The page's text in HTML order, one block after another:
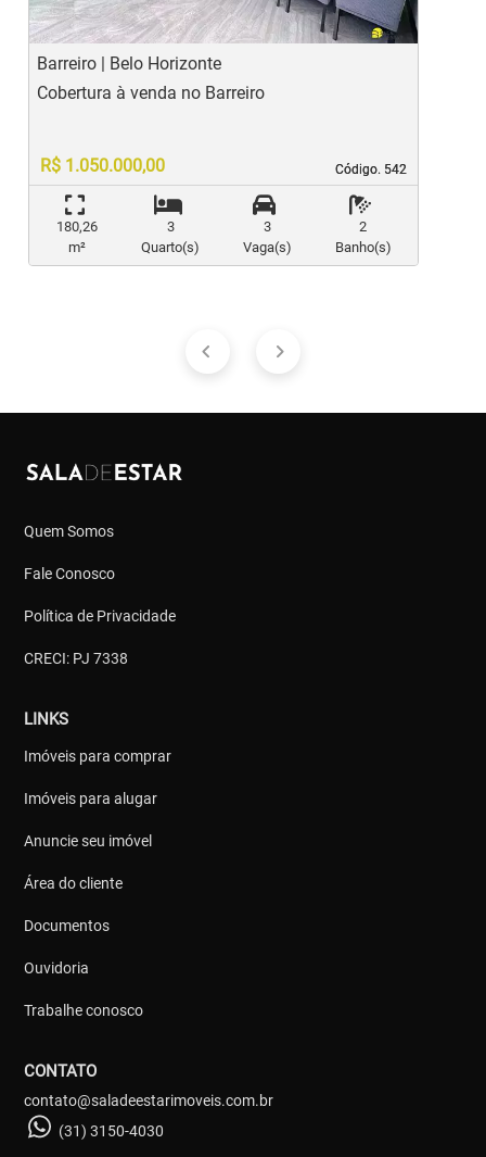
Barreiro | Belo Horizonte
Código. 542
Código. 542
Cobertura à venda no Barreiro
R$ 1.050.000,00
180,26
m²
3
Quarto(s)
3
Vaga(s)
2
Banho(s)
Quem Somos
Fale Conosco
Política de Privacidade
CRECI: PJ 7338
LINKS
Imóveis para comprar
Imóveis para alugar
Anuncie seu imóvel
Área do cliente
Documentos
Ouvidoria
Trabalhe conosco
CONTATO
contato@saladeestarimoveis.com.br
(31) 3150-4030